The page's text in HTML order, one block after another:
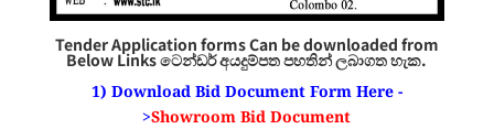
Tender Application forms Can be downloaded from
Below Links ටෙන්ඩර්අයදුම්පතපහතින් ලබාගත හැක.
1) Download Bid Document Form Here -
>Showroom Bid Document